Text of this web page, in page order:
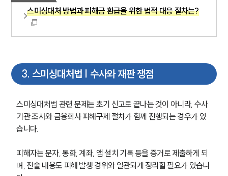
스미싱대처 방법과 피해금 환급을 위한 법적 대응 절차는?
3. 스미싱대처법 | 수사와 재판 쟁점
스미싱대처법 관련 문제는 초기 신고로 끝나는 것이 아니라, 수사
기관 조사와 금융회사 피해구제 절차가 함께 진행되는 경우가 있
습니다.
피해자는 문자, 통화, 계좌, 앱 설치 기록 등을 증거로 제출하게 되
며, 진술 내용도 피해 발생 경위와 일관되게 정리할 필요가 있습니